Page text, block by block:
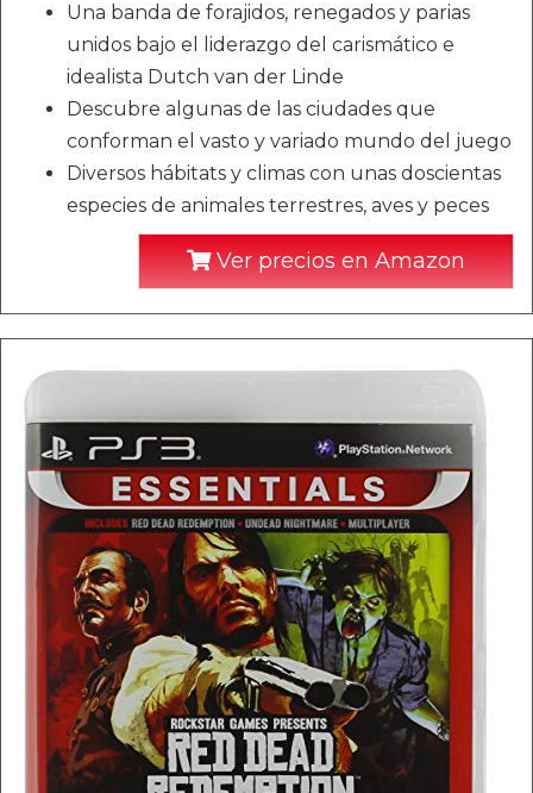
Una banda de forajidos, renegados y parias
unidos bajo el liderazgo del carismático e
idealista Dutch van der Linde
Descubre algunas de las ciudades que
conforman el vasto y variado mundo del juego
Diversos hábitats y climas con unas doscientas
especies de animales terrestres, aves y peces
Ver precios en Amazon